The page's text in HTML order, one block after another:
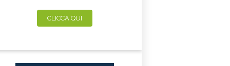
CLICCA QUI